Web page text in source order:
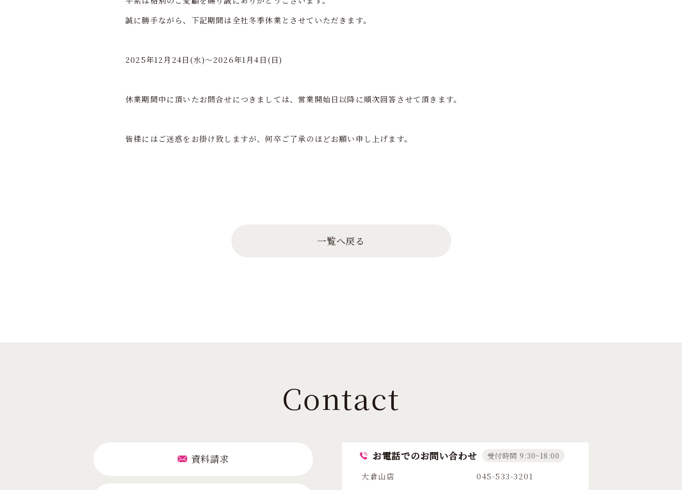
誠に勝手ながら、下記期間は全社冬季休業とさせていただきます。
2025年12月24日(水)～2026年1月4日(日)
休業期間中に頂いたお問合せにつきましては、営業開始日以降に順次回答させて頂きます。
皆様にはご迷惑をお掛け致しますが、何卒ご了承のほどお願い申し上げます。
一覧へ戻る
Contact
資料請求 お電話でのお問い合わせ 受付時間 9:30~18:00
大倉山店
045-533-3201